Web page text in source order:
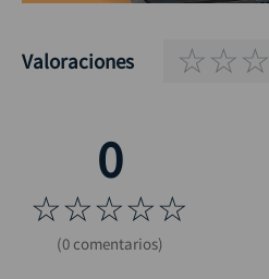
Valoraciones ☆☆☆
☆☆☆☆☆
(0 comentarios)